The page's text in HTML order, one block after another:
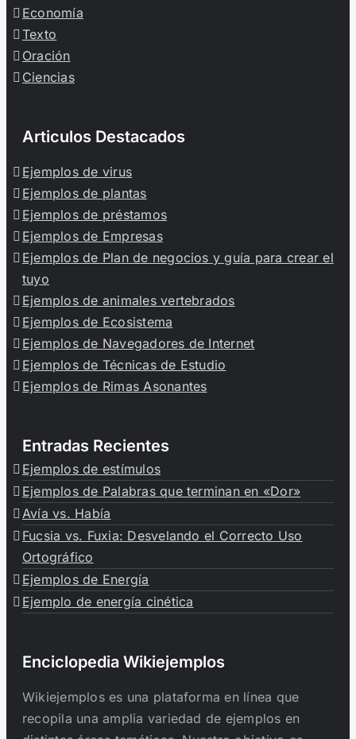
Economía
Texto
Oración
Ciencias
Articulos Destacados
Ejemplos de virus
Ejemplos de plantas
Ejemplos de préstamos
Ejemplos de Empresas
Ejemplos de Plan de negocios y guía para crear el
tuyo
Ejemplos de animales vertebrados
Ejemplos de Ecosistema
Ejemplos de Navegadores de Internet
Ejemplos de Técnicas de Estudio
Ejemplos de Rimas Asonantes
Entradas Recientes
Ejemplos de estímulos
Ejemplos de Palabras que terminan en «Dor»
Avía vs. Había
Fucsia vs. Fuxia: Desvelando el Correcto Uso
Ortográfico
Ejemplos de Energía
Ejemplo de energía cinética
Enciclopedia Wikiejemplos
Wikiejemplos es una plataforma en línea que
recopila una amplia variedad de ejemplos en